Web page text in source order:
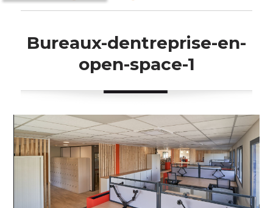
Bureaux-dentreprise-en-
open-space-1